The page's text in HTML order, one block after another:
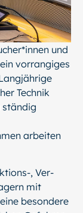
und
vorrangiges
Technik
ständig
arbeiten
, Ver-
mit
besondere